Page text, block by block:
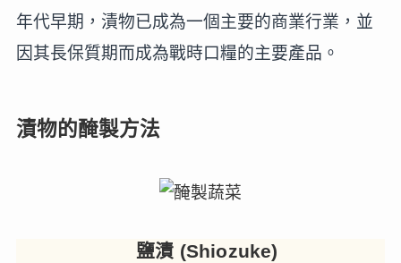
年代早期，漬物已成為一個主要的商業行業，並
因其長保質期而成為戰時口糧的主要產品。
漬物的醃製方法
鹽漬 (Shiozuke)